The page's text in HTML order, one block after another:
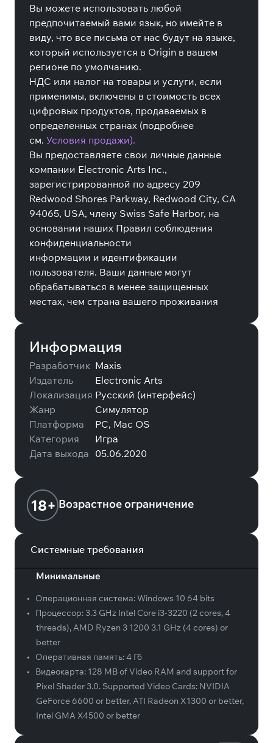
Вы можете использовать любой
предпочитаемый вами язык, но имейте в
виду, что все письма от нас будут на языке,
который используется в Origin в вашем
регионе по умолчанию.
НДС или налог на товары и услуги, если
применимы, включены в стоимость всех
цифровых продуктов, продаваемых в
определенных странах (подробнее
см. Условия продажи).
Вы предоставляете свои личные данные
компании Electronic Arts Inc.,
зарегистрированной по адресу 209
Redwood Shores Parkway, Redwood City, CA
94065, USA, члену Swiss Safe Harbor, на
основании наших Правил соблюдения
конфиденциальности
информации и идентификации
пользователя. Ваши данные могут
обрабатываться в менее защищенных
местах, чем страна вашего проживания
Информация
Разработчик Maxis
Издатель
Electronic Arts
Локализация Русский (интерфейс)
Жанр
Симулятор
Платформа
PC, Mac OS
Категория
Игра
Дата выхода 05.06.2020
18+ Возрастное ограничение
Системные требования
Минимальные
• Операционная система:Windows 10 64 bits
•
Процессор: 3.3 GHz Intel Core i3-3220 (2 cores, 4
threads), AMD Ryzen 3 1200 3.1 GHz (4 cores) or
better
•
Оперативная память:4 Гб
•
Видеокарта: 128 MB of Video RAM and support for
Pixel Shader 3.0. Supported Video Cards: NVIDIA
GeForce 6600 or better, ATI Radeon X1300 or better,
Intel GMA X4500 or better